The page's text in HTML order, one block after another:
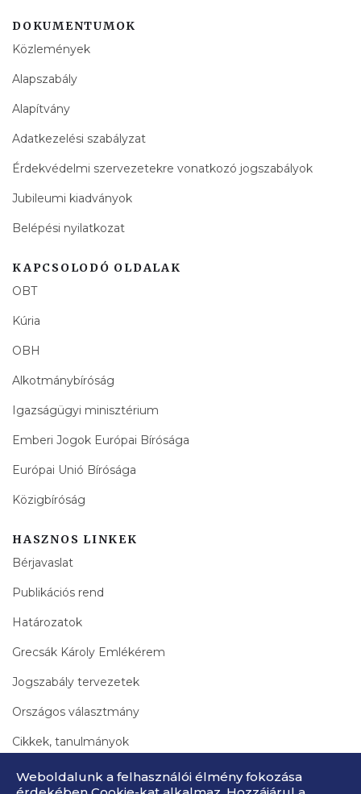
DOKUMENTUMOK
Közlemények
Alapszabály
Alapítvány
Adatkezelési szabályzat
Érdekvédelmi szervezetekre vonatkozó jogszabályok
Jubileumi kiadványok
Belépési nyilatkozat
KAPCSOLODÓ OLDALAK
OBT
Kúria
OBH
Alkotmánybíróság
Igazságügyi minisztérium
Emberi Jogok Európai Bírósága
Európai Unió Bírósága
Közigbíróság
HASZNOS LINKEK
Bérjavaslat
Publikációs rend
Határozatok
Grecsák Károly Emlékérem
Jogszabály tervezetek
Országos választmány
Cikkek, tanulmányok
Bírák Lapja Archívum
Weboldalunk a felhasználói élmény fokozása